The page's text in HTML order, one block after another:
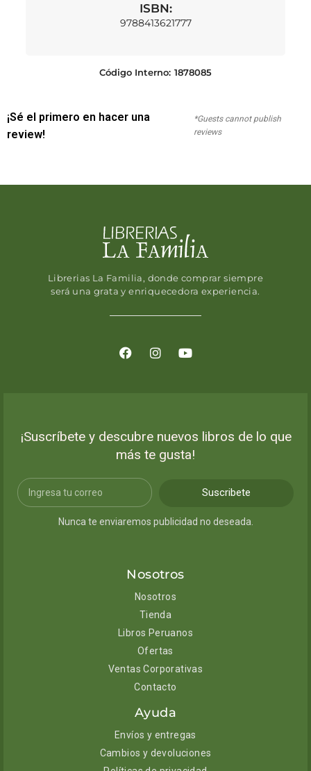
ISBN:
9788413621777
Código Interno: 1878085
¡Sé el primero en hacer una
review!
*Guests cannot publish
reviews
Librerias La Familia, donde comprar siempre
será una grata y enriquecedora experiencia.
¡Suscríbete y descubre nuevos libros de lo que
más te gusta!
Suscribete
Nunca te enviaremos publicidad no deseada.
Nosotros
Nosotros
Tienda
Libros Peruanos
Ofertas
Ventas Corporativas
Contacto
Ayuda
Envíos y entregas
Cambios y devoluciones